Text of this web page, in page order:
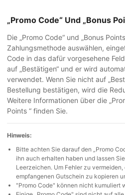
„Promo Code“ Und „Bonus
Die „Promo Code“ und „Bonus
Zahlungsmethode auswählen,
Code in das dafür vorgesehene
auf „Bestätigen“ und er wird
verwendet. Wenn Sie nicht auf
Bestellung bestätigen, wird die
Weitere Informationen über die
Points “ finden Sie.
Hinweis:
Bitte achten Sie darauf den „Promo
ihn auch erhalten haben und lassen
Leerzeichen. Um Fehler zu
empfangenen Gutschein zu kopieren
"Promo Code" können nicht kumuliert